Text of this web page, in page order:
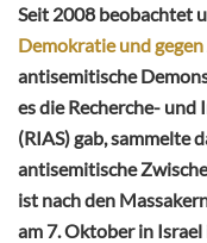
Seit 2008 beobachtet
Demokratie und
antisemitische
es die Recherche-
(RIAS) gab, sammelte
antisemitische
ist nach den
am 7. Oktober in